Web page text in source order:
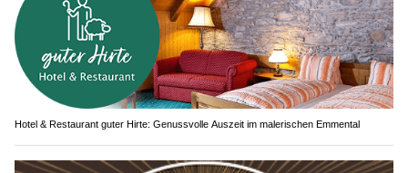
Hotel & Restaurant guter Hirte: Genussvolle Auszeit im malerischen Emmental